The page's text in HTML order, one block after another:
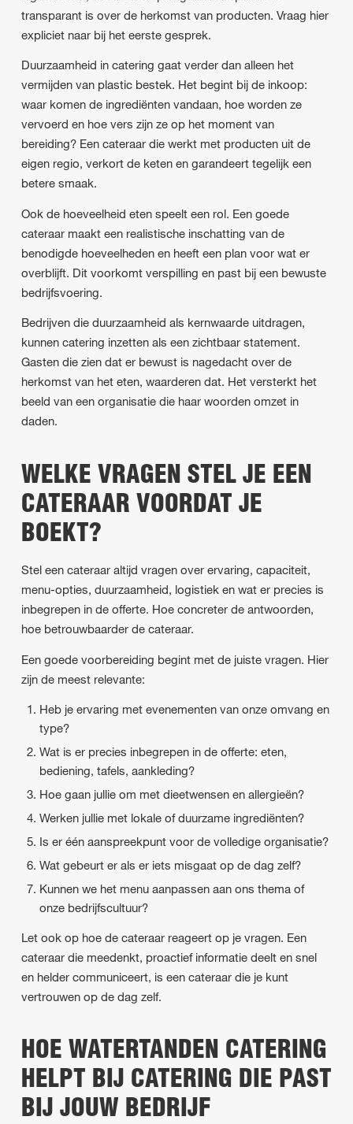
transparant is over de herkomst van producten. Vraag hier
expliciet naar bij het eerste gesprek.
Duurzaamheid in catering gaat verder dan alleen het
vermijden van plastic bestek. Het begint bij de inkoop:
waar komen de ingrediënten vandaan, hoe worden ze
vervoerd en hoe vers zijn ze op het moment van
bereiding? Een cateraar die werkt met producten uit de
eigen regio, verkort de keten en garandeert tegelijk een
betere smaak.
Ook de hoeveelheid eten speelt een rol. Een goede
cateraar maakt een realistische inschatting van de
benodigde hoeveelheden en heeft een plan voor wat er
overblijft. Dit voorkomt verspilling en past bij een bewuste
bedrijfsvoering.
Bedrijven die duurzaamheid als kernwaarde uitdragen,
kunnen catering inzetten als een zichtbaar statement.
Gasten die zien dat er bewust is nagedacht over de
herkomst van het eten, waarderen dat. Het versterkt het
beeld van een organisatie die haar woorden omzet in
daden.
WELKE VRAGEN STEL JE EEN
CATERAAR VOORDAT JE
BOEKT?
Stel een cateraar altijd vragen over ervaring, capaciteit,
menu-opties, duurzaamheid, logistiek en wat er precies is
inbegrepen in de offerte. Hoe concreter de antwoorden,
hoe betrouwbaarder de cateraar.
Een goede voorbereiding begint met de juiste vragen. Hier
zijn de meest relevante:
Heb je ervaring met evenementen van onze omvang en
type?
Wat is er precies inbegrepen in de offerte: eten,
bediening, tafels, aankleding?
Hoe gaan jullie om met dieetwensen en allergieën?
Werken jullie met lokale of duurzame ingrediënten?
Is er één aanspreekpunt voor de volledige organisatie?
Wat gebeurt er als er iets misgaat op de dag zelf?
Kunnen we het menu aanpassen aan ons thema of
onze bedrijfscultuur?
Let ook op hoe de cateraar reageert op je vragen. Een
cateraar die meedenkt, proactief informatie deelt en snel
en helder communiceert, is een cateraar die je kunt
vertrouwen op de dag zelf.
HOE WATERTANDEN CATERING
HELPT BIJ CATERING DIE PAST
BIJ JOUW BEDRIJF